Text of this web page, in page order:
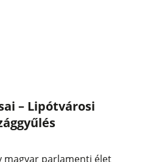
– Lipótvárosi
magyar parlamenti élet